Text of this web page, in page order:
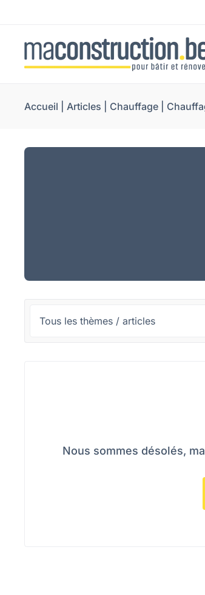
Accueil |Articles Chauffage
Nous sommes désolés,